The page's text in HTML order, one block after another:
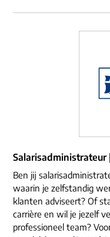
Salarisadministrateur
Ben jij
waarin je zelfstandig
klanten adviseert? Of
carrière en wil je jezelf
professioneel team?